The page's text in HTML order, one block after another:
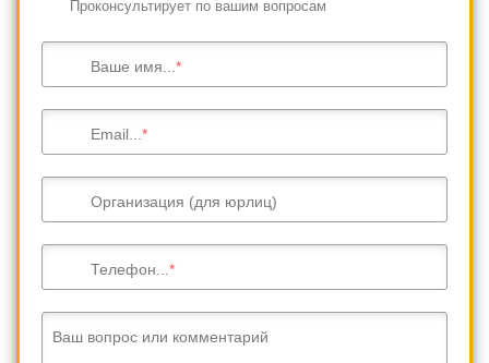
Проконсультирует по вашим вопросам
Ваше имя...
Email...
Организация (для юрлиц)
Телефон...
Ваш вопрос или комментарий